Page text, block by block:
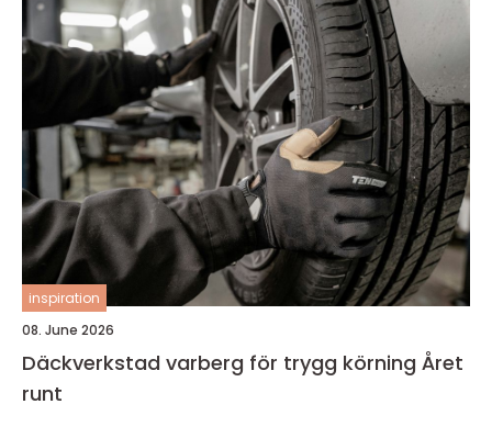
inspiration
08. June 2026
Däckverkstad varberg för trygg körning Året
runt